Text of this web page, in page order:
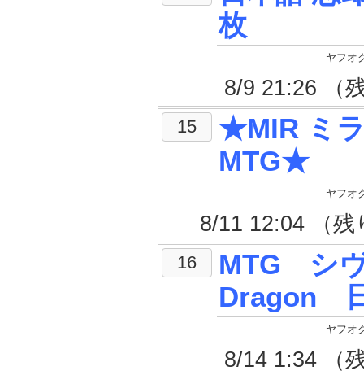
枚
ヤフオ
8/9 21:26 （
15
★MIR ミ
MTG★
ヤフオ
8/11 12:04 （
16
MTG シ
Dragon
ヤフオ
8/14 1:34 （